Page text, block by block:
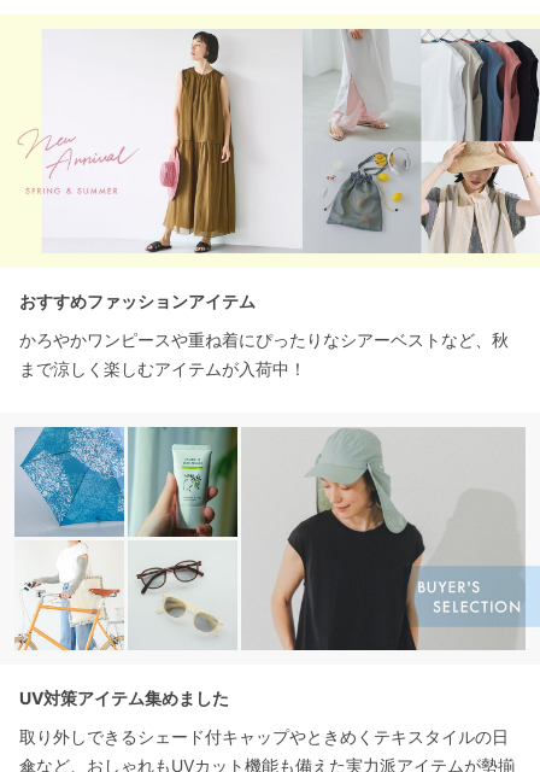
おすすめファッションアイテム
かろやかワンピースや重ね着にぴったりなシアーベストなど、秋
まで涼しく楽しむアイテムが入荷中！
UV対策アイテム集めました
取り外しできるシェード付キャップやときめくテキスタイルの日
傘など、おしゃれもUVカット機能も備えた実力派アイテムが勢揃